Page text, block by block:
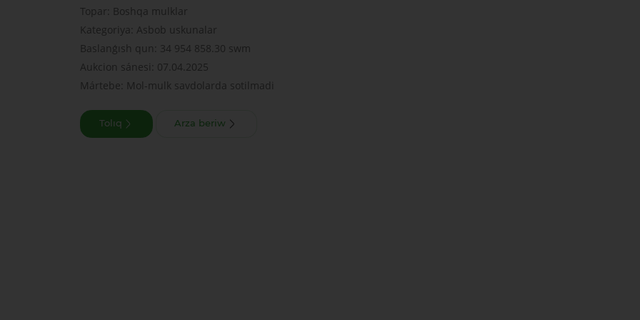
Topar: Boshqa mulklar
Kategoriya: Asbob uskunalar
Baslanǵısh qun: 34 954 858.30 swm
Aukcion sánesi: 07.04.2025
Mártebe: Mol-mulk savdolarda sotilmadi
Tolıq Arza beriw